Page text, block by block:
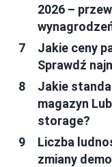
2026 –
Jakie ceny
Sprawdź
Jakie
magazyn
storage?
Liczba
zmiany